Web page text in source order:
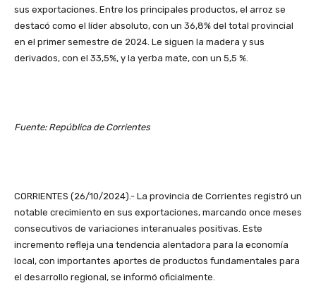
sus exportaciones. Entre los principales productos, el arroz se
destacó como el líder absoluto, con un 36,8% del total provincial
en el primer semestre de 2024. Le siguen la madera y sus
derivados, con el 33,5%, y la yerba mate, con un 5,5 %.
Fuente: República de Corrientes
CORRIENTES (26/10/2024).- La provincia de Corrientes registró un
notable crecimiento en sus exportaciones, marcando once meses
consecutivos de variaciones interanuales positivas. Este
incremento refleja una tendencia alentadora para la economía
local, con importantes aportes de productos fundamentales para
el desarrollo regional, se informó oficialmente.